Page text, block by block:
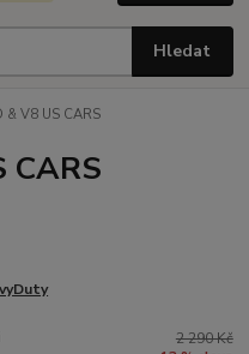
Hledat
& V8 US CARS
CARS
2 290 Kč